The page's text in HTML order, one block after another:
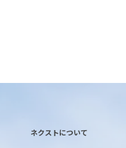
ネクストについて